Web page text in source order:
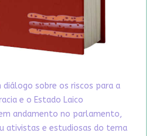
sobre os riscos para a
e o Estado Laico
andamento no parlamento,
ativistas e estudiosas do tema